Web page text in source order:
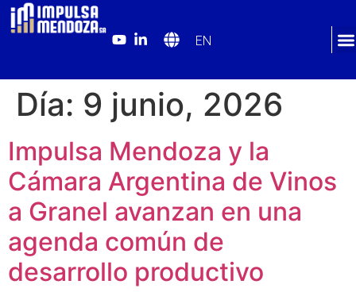
EN
Día: 9 junio, 2026
Impulsa Mendoza y la
Cámara Argentina de Vinos
a Granel avanzan en una
agenda común de
desarrollo productivo